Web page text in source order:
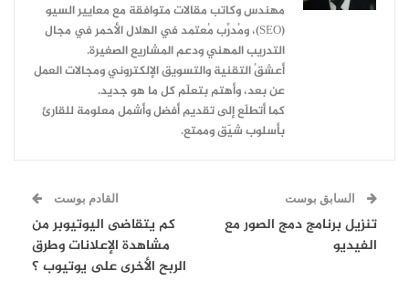
مهندس وكاتب مقالات متوافقة مع معايير السيو
(SEO)، ومُدرِّب مُعتمد في الهلال الأحمر في مجال
التدريب المهني ودعم المشاريع الصغيرة.
أعشقُ التقنية والتسويق الإلكتروني ومجالات العمل
عن بعد، وأهتم بتعلّم كل ما هو جديد.
كما أتطلّع إلى تقديم أفضل وأشمل معلومة للقارئ
بأسلوب شيّق وممتع.
السابق بوست
تنزيل برنامج دمج الصور مع
الفيديو
القادم بوست
كم يتقاضى اليوتيوبر من
مشاهدة الإعلانات وطرق
الربح الأخرى على يوتيوب ؟